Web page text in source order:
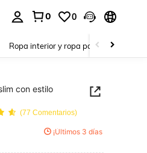
0 0
Ropa interior y ropa para dormir
con estilo
(77 Comentarios)
¡Últimos 3 días